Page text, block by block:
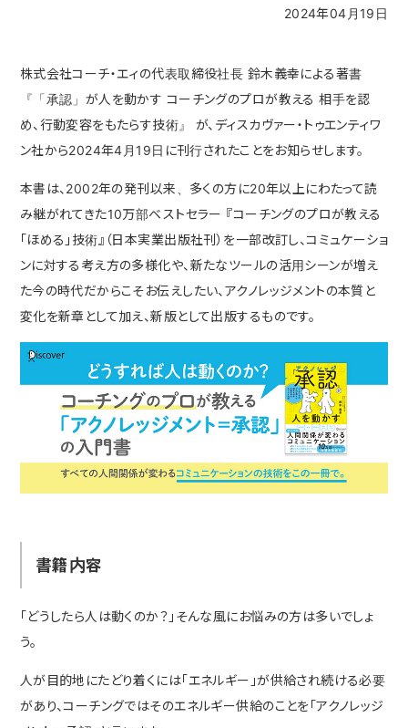
2024年04月19日
株式会社コーチ・エィの代表取締役社長 鈴木義幸による著書
『「承認」が人を動かす コーチングのプロが教える 相手を認
め、行動変容をもたらす技術』 が、ディスカヴァー・トゥエンティワ
ン社から2024年4月19日に刊行されたことをお知らせします。
本書は、2002年の発刊以来、多くの方に20年以上にわたって読
み継がれてきた10万部ベストセラー 『コーチングのプロが教える
「ほめる」技術』（日本実業出版社刊）を一部改訂し、コミュケーショ
ンに対する考え方の多様化や、新たなツールの活用シーンが増え
た今の時代だからこそお伝えしたい、アクノレッジメントの本質と
変化を新章として加え、新版として出版するものです。
書籍内容
「どうしたら人は動くのか？」そんな風にお悩みの方は多いでしょ
う。
人が目的地にたどり着くには「エネルギー」が供給され続ける必要
があり、コーチングではそのエネルギー供給のことを「アクノレッジ